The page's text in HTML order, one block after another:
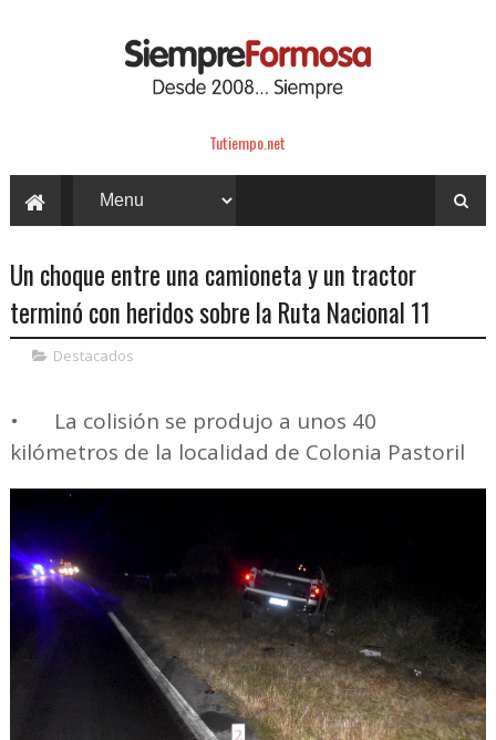
Tutiempo.net
Un choque entre una camioneta y un tractor
terminó con heridos sobre la Ruta Nacional 11
Destacados
•
La colisión se produjo a unos 40
kilómetros de la localidad de Colonia Pastoril